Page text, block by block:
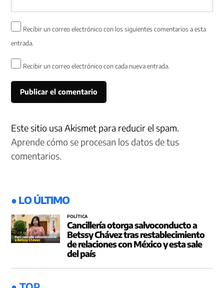
Recibir un correo electrónico con los siguientes comentarios a esta
entrada.
Recibir un correo electrónico con cada nueva entrada.
Este sitio usa Akismet para reducir el spam.
Aprende cómo se procesan los datos de tus
comentarios.
● LO ÚLTIMO
POLÍTICA
Cancillería otorga salvoconducto a
Betssy Chávez tras restablecimiento
de relaciones con México y esta sale
del país